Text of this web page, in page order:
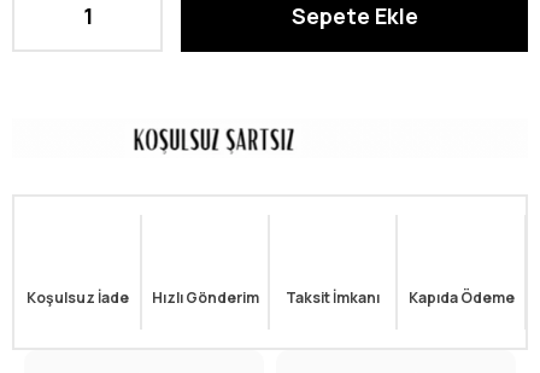
Koşulsuz İade Hızlı Gönderim Taksit İmkanı Kapıda Ödeme